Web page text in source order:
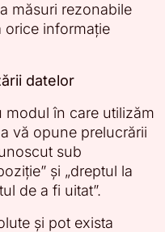
măsuri rezonabile
orice informație
datelor
modul în care utilizăm
vă opune prelucrării
sub
și „dreptul la
de a fi uitat”.
și pot exista